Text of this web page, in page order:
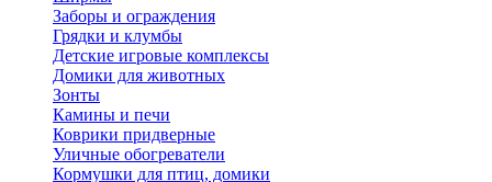
Заборы и ограждения
Грядки и клумбы
Детские игровые комплексы
Домики для животных
Зонты
Камины и печи
Коврики придверные
Уличные обогреватели
Кормушки для птиц, домики